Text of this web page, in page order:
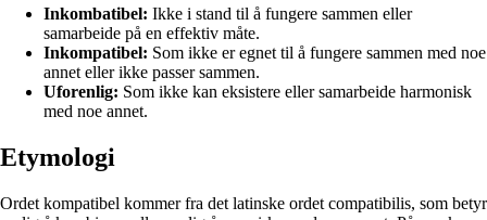
Inkombatibel: Ikke i stand til å fungere sammen eller
samarbeide på en effektiv måte.
Inkompatibel: Som ikke er egnet til å fungere sammen med noe
annet eller ikke passer sammen.
Uforenlig: Som ikke kan eksistere eller samarbeide harmonisk
med noe annet.
Etymologi
Ordet kompatibel kommer fra det latinske ordet compatibilis, som betyr